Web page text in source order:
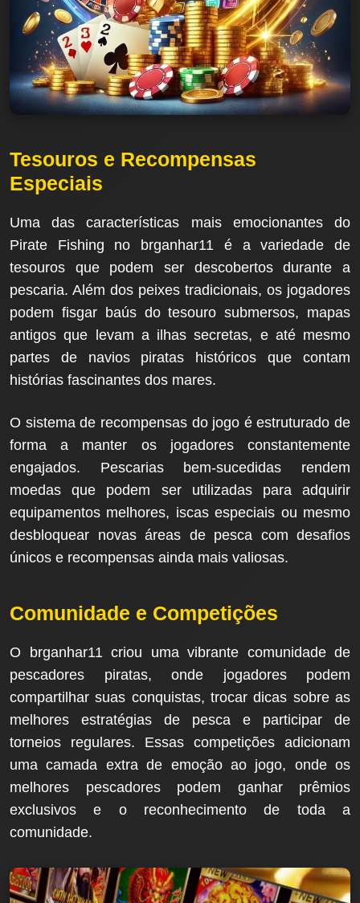
Tesouros e Recompensas
Especiais
Uma das características mais emocionantes do
Pirate Fishing no brganhar11 é a variedade de
tesouros que podem ser descobertos durante a
pescaria. Além dos peixes tradicionais, os jogadores
podem fisgar baús do tesouro submersos, mapas
antigos que levam a ilhas secretas, e até mesmo
partes de navios piratas históricos que contam
histórias fascinantes dos mares.
O sistema de recompensas do jogo é estruturado de
forma a manter os jogadores constantemente
engajados. Pescarias bem-sucedidas rendem
moedas que podem ser utilizadas para adquirir
equipamentos melhores, iscas especiais ou mesmo
desbloquear novas áreas de pesca com desafios
únicos e recompensas ainda mais valiosas.
Comunidade e Competições
O brganhar11 criou uma vibrante comunidade de
pescadores piratas, onde jogadores podem
compartilhar suas conquistas, trocar dicas sobre as
melhores estratégias de pesca e participar de
torneios regulares. Essas competições adicionam
uma camada extra de emoção ao jogo, onde os
melhores pescadores podem ganhar prêmios
exclusivos e o reconhecimento de toda a
comunidade.